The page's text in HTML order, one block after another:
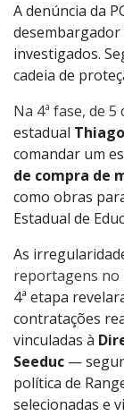
A denúncia da
investigados.
cadeia de
Na 4ª fase, de 5
estadual
comandar um
de compra de
como obras
Estadual de
As
reportagens no
4ª etapa
contratações
vinculadas à
Seeduc —
política de
selecionadas e